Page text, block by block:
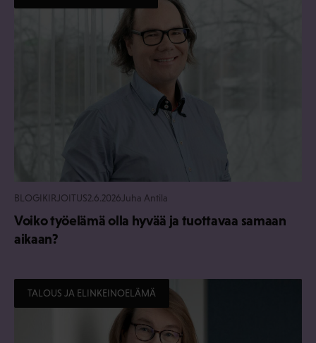
BLOGIKIRJOITUS2.6.2026 Juha Antila
Voiko työelämä olla hyvää ja tuottavaa samaan
aikaan?
TALOUS JA ELINKEINOELÄMÄ